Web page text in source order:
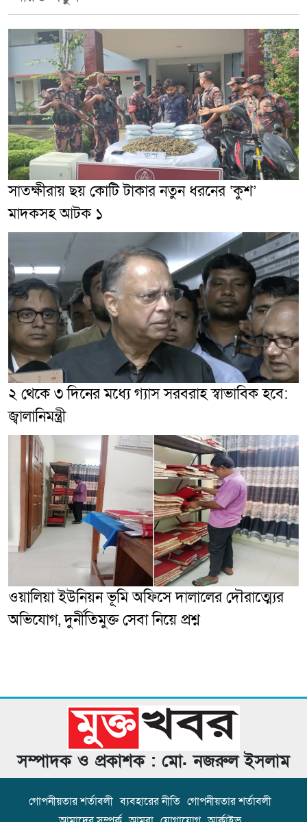
সাতক্ষীরায় ছয় কোটি টাকার নতুন ধরনের ‘কুশ’
মাদকসহ আটক ১
২ থেকে ৩ দিনের মধ্যে গ্যাস সরবরাহ স্বাভাবিক হবে:
জ্বালানিমন্ত্রী
ওয়ালিয়া ইউনিয়ন ভূমি অফিসে দালালের দৌরাত্ম্যের
অভিযোগ, দুর্নীতিমুক্ত সেবা নিয়ে প্রশ্ন
সম্পাদক ও প্রকাশক : মো. নজরুল ইসলাম
গোপনীয়তার শর্তাবলী ব্যবহারের নীতি গোপনীয়তার শর্তাবলী